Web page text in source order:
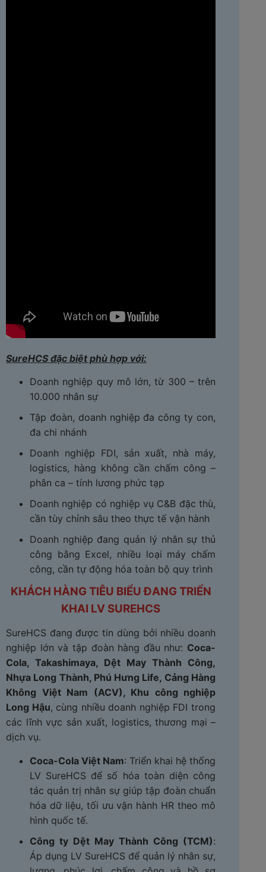
SureHCS đặc biệt phù hợp với:
Doanh nghiệp quy mô lớn, từ 300 – trên
10.000 nhân sự
Tập đoàn, doanh nghiệp đa công ty con,
đa chi nhánh
Doanh nghiệp FDI, sản xuất, nhà máy,
logistics, hàng không cần chấm công –
phân ca – tính lương phức tạp
Doanh nghiệp có nghiệp vụ C&B đặc thù,
cần tùy chỉnh sâu theo thực tế vận hành
Doanh nghiệp đang quản lý nhân sự thủ
công bằng Excel, nhiều loại máy chấm
công, cần tự động hóa toàn bộ quy trình
KHÁCH HÀNG TIÊU BIỂU ĐANG TRIỂN
KHAI LV SUREHCS​
SureHCS đang được tin dùng bởi nhiều doanh
nghiệp lớn và tập đoàn hàng đầu như: Coca-
Cola, Takashimaya, Dệt May Thành Công,
Nhựa Long Thành, Phú Hưng Life, Cảng Hàng
Không Việt Nam (ACV), Khu công nghiệp
Long Hậu, cùng nhiều doanh nghiệp FDI trong
các lĩnh vực sản xuất, logistics, thương mại –
dịch vụ.
Coca-Cola Việt Nam: Triển khai hệ thống
LV SureHCS để số hóa toàn diện công
tác quản trị nhân sự giúp tập đoàn chuẩn
hóa dữ liệu, tối ưu vận hành HR theo mô
hình quốc tế.
Công ty Dệt May Thành Công (TCM):
Áp dụng LV SureHCS để quản lý nhân sự,